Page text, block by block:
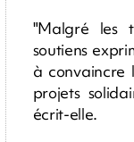
"Malgré les
soutiens
à convaincre
projets
écrit-elle.